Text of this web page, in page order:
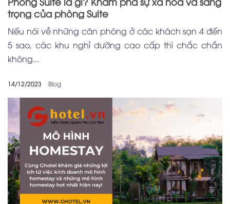
trọng của phòng Suite
Nếu nói về những căn phòng ở các khách sạn 4 đến
5 sao, các khu nghỉ dưỡng cao cấp thì chắc chắn
không...
14/12/2023 Blog